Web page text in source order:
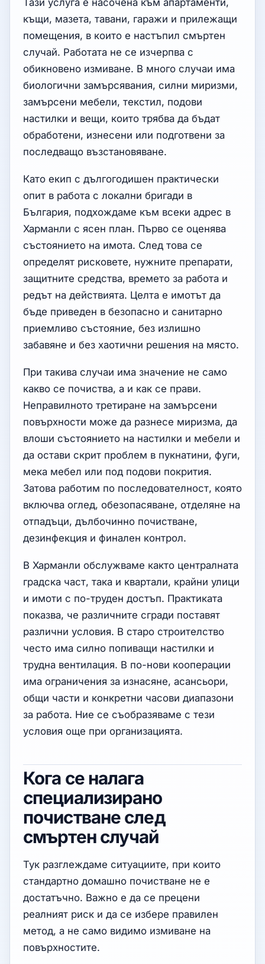
Тази услуга е насочена към апартаменти,
къщи, мазета, тавани, гаражи и прилежащи
помещения, в които е настъпил смъртен
случай. Работата не се изчерпва с
обикновено измиване. В много случаи има
биологични замърсявания, силни миризми,
замърсени мебели, текстил, подови
настилки и вещи, които трябва да бъдат
обработени, изнесени или подготвени за
последващо възстановяване.
Като екип с дългогодишен практически
опит в работа с локални бригади в
България, подхождаме към всеки адрес в
Харманли с ясен план. Първо се оценява
състоянието на имота. След това се
определят рисковете, нужните препарати,
защитните средства, времето за работа и
редът на действията. Целта е имотът да
бъде приведен в безопасно и санитарно
приемливо състояние, без излишно
забавяне и без хаотични решения на място.
При такива случаи има значение не само
какво се почиства, а и как се прави.
Неправилното третиране на замърсени
повърхности може да разнесе миризма, да
влоши състоянието на настилки и мебели и
да остави скрит проблем в пукнатини, фуги,
мека мебел или под подови покрития.
Затова работим по последователност, която
включва оглед, обезопасяване, отделяне на
отпадъци, дълбочинно почистване,
дезинфекция и финален контрол.
В Харманли обслужваме както централната
градска част, така и квартали, крайни улици
и имоти с по-труден достъп. Практиката
показва, че различните сгради поставят
различни условия. В старо строителство
често има силно попиващи настилки и
трудна вентилация. В по-нови кооперации
има ограничения за изнасяне, асансьори,
общи части и конкретни часови диапазони
за работа. Ние се съобразяваме с тези
условия още при организацията.
Кога се налага
специализирано
почистване след
смъртен случай
Тук разглеждаме ситуациите, при които
стандартно домашно почистване не е
достатъчно. Важно е да се прецени
реалният риск и да се избере правилен
метод, а не само видимо измиване на
повърхностите.